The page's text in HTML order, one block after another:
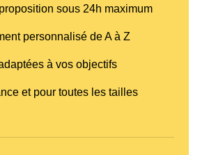
sous 24h maximum
personnalisé de A à Z
à vos objectifs
et pour toutes les tailles